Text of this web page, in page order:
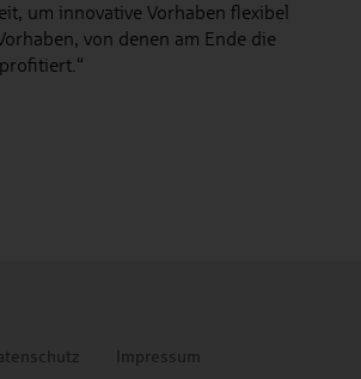
um innovative Vorhaben flexibel
von denen am Ende die
Impressum